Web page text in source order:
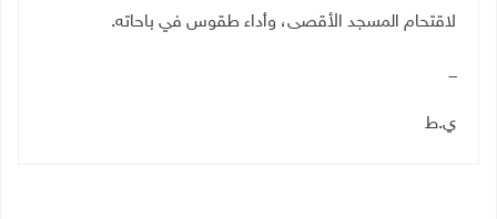
لاقتحام المسجد الأقصى، وأداء طقوس في باحاته.
ـــ
ي.ط